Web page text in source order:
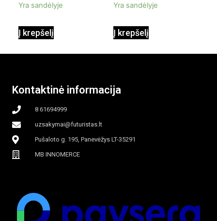
garinamasis,
apšvietimas
Yra sandėlyje
Į krepšelį
Yra sandėlyje
Į krepšelį
Kontaktinė informacija
8 61694999
uzsakymai@futuristas.lt
Pušaloto g. 195, Panevėžys LT-35291
MB INNOMERCE